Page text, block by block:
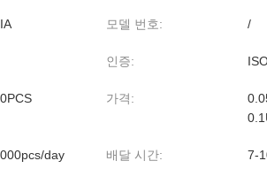
모델 번호: /
인증:
가격:
day 배달 시간: 7-